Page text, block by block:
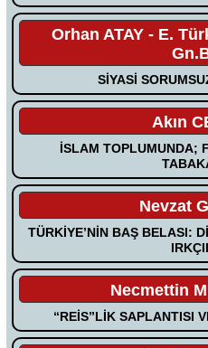
Orhan ATAY - E.
SİYASİ
Akın
İSLAM TOPLUMUNDA;
Nevzat
TÜRKİYE’NİN BAŞ BELASI:
Necmettin
“REİS”LİK SAPLANTISI